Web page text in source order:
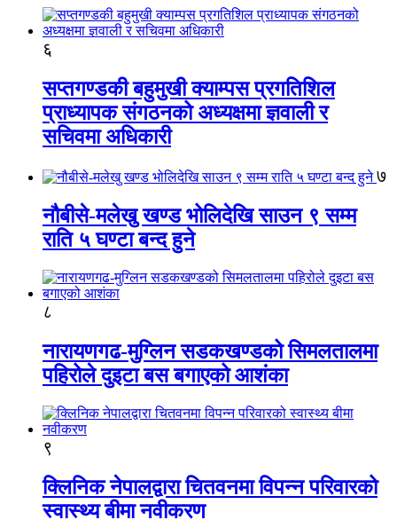
६
सप्तगण्डकी बहुमुखी क्याम्पस प्रगतिशिल
प्राध्यापक संगठनको अध्यक्षमा ज्ञवाली र
सचिवमा अधिकारी
७
नौबीसे-मलेखु खण्ड भोलिदेखि साउन ९ सम्म
राति ५ घण्टा बन्द हुने
८
नारायणगढ-मुग्लिन सडकखण्डको सिमलतालमा
पहिरोले दुइटा बस बगाएको आशंका
९
क्लिनिक नेपालद्वारा चितवनमा विपन्न परिवारको
स्वास्थ्य बीमा नवीकरण